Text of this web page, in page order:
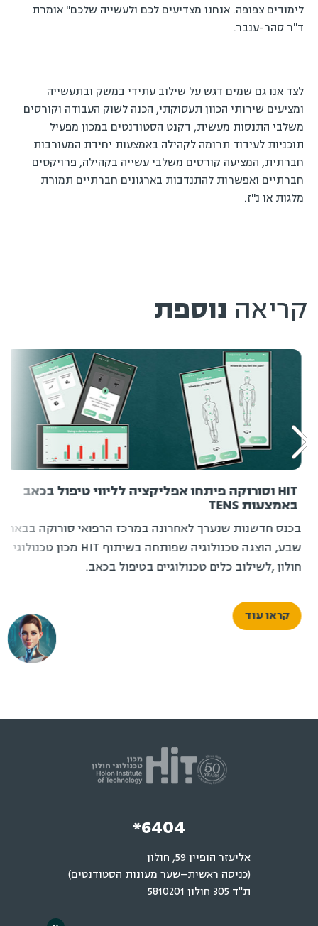
לימודים צפופה. אנחנו מצדיעים לכם ולעשייה שלכם" אומרת
ד"ר סהר-ענבר.
לצד אנו גם שמים דגש על שילוב עתידי במשק ובתעשייה
ומציעים שירותי הכוון תעסוקתי, הכנה לשוק העבודה וקורסים
משלבי התנסות מעשית, דקנט הסטודנטים במכון מפעיל
תוכניות לעידוד תרומה לקהילה באמצעות יחידת המעורבות
חברתית, המציעה קורסים משלבי עשייה בקהילה, פרויקטים
חברתיים ואפשרות להתנדבות בארגונים חברתיים תמורת
מלגות או נ"ז.
קריאה נוספת
HIT וסורוקה פיתחו אפליקציה לליווי טיפול בכאב
באמצעות TENS
בכנס חדשנות שנערך לאחרונה במרכז הרפואי סורוקה בבאר
שבע, הוצגה טכנולוגיה שפותחה בשיתוף HIT מכון טכנולוגי
חולון ,לשילוב כלים טכנולוגיים בטיפול בכאב.
קראו עוד
*6404
אליעזר הופיין 59, חולון
(כניסה ראשית–שער מעונות הסטודנטים)
ת"ד 305 חולון 5810201